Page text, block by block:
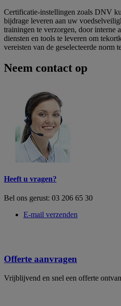
Certificatie-instellingen zoals DNV
bijdrage leveren aan uw
trainingen te verzorgen, door interne
diensten en tools te leveren om
vereisten van de geselecteerde norm
Neem contact op
Heeft u vragen?
Bel ons gerust: 03 206 65 30
E-mail verzenden
Offerte aanvragen
Vrijblijvend en snel een offerte